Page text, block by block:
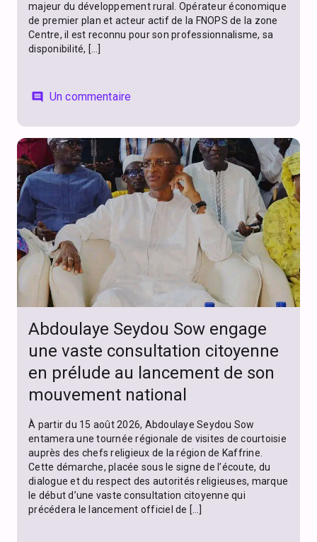
majeur du développement rural. Opérateur économique
de premier plan et acteur actif de la FNOPS de la zone
Centre, il est reconnu pour son professionnalisme, sa
disponibilité, […]
comment Un commentaire
Abdoulaye Seydou Sow engage
une vaste consultation citoyenne
en prélude au lancement de son
mouvement national
À partir du 15 août 2026, Abdoulaye Seydou Sow
entamera une tournée régionale de visites de courtoisie
auprès des chefs religieux de la région de Kaffrine.
Cette démarche, placée sous le signe de l’écoute, du
dialogue et du respect des autorités religieuses, marque
le début d’une vaste consultation citoyenne qui
précédera le lancement officiel de […]